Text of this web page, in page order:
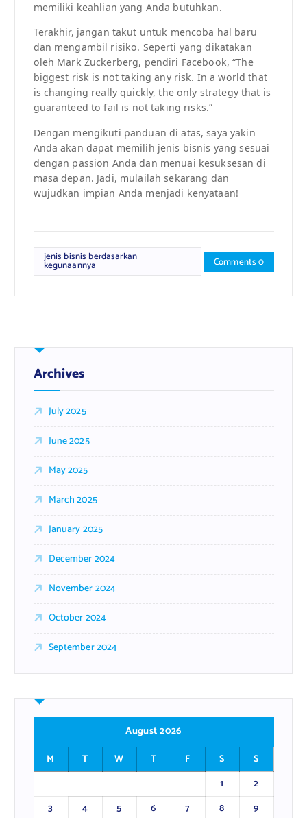
memiliki keahlian yang Anda butuhkan.
Terakhir, jangan takut untuk mencoba hal baru
dan mengambil risiko. Seperti yang dikatakan
oleh Mark Zuckerberg, pendiri Facebook, “The
biggest risk is not taking any risk. In a world that
is changing really quickly, the only strategy that is
guaranteed to fail is not taking risks.”
Dengan mengikuti panduan di atas, saya yakin
Anda akan dapat memilih jenis bisnis yang sesuai
dengan passion Anda dan menuai kesuksesan di
masa depan. Jadi, mulailah sekarang dan
wujudkan impian Anda menjadi kenyataan!
jenis bisnis berdasarkan
kegunaannya Comments 0
Archives
July 2025
June 2025
May 2025
March 2025
January 2025
December 2024
November 2024
October 2024
September 2024
August 2026
M
T W T F S
S
1
2
3
4 5 6 7 8
9